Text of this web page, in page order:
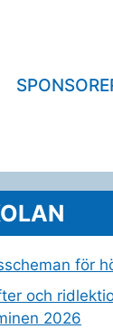
för
och
2026